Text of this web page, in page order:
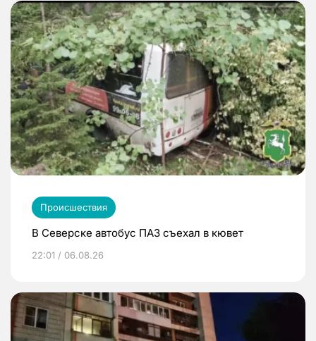
Происшествия
В Северске автобус ПАЗ съехал в кювет
22:01 / 06.08.26